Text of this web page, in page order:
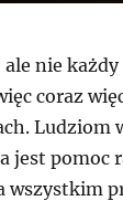
nie
coraz
Ludziom
pomoc
wszystkim